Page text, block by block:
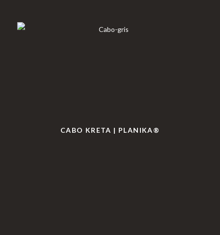
CABO KRETA | PLANIKA®